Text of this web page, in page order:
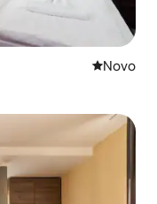
Novo
Novo